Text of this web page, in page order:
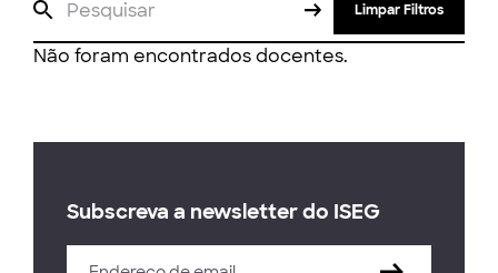
Limpar Filtros
Não foram encontrados docentes.
Subscreva a newsletter do ISEG